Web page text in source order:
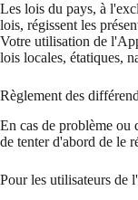
Les lois du pays, à
lois, régissent les
Votre utilisation de
lois locales, étatiques,
Règlement des
En cas de problème ou
de tenter d'abord de le
Pour les utilisateurs de